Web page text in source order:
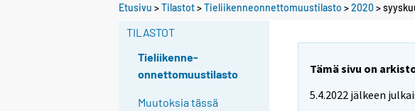
Etusivu >Tilastot>Tieliikenneonnettomuustilasto >2020 >
TILASTOT
Tieliikenne-
onnettomuustilasto
Muutoksia tässä
Tämä sivu on
5.4.2022 jälkeen